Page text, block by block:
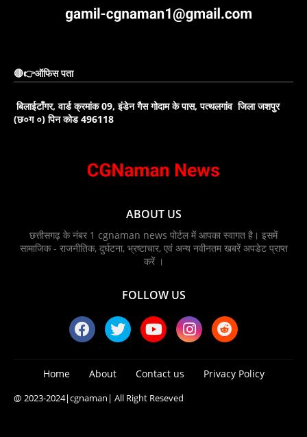
🔴👉ऑफिस पता
बिलाईटाँगर, वार्ड क्रमांक 09, इंडेन गैस गोदाम के पास, पत्थलगांव जिला जशपुर
(छ०ग ०) पिन कोड 496118
ABOUT US
छत्तीसगढ़ के नंबर 1 cgnaman news पोर्टल में आपका स्वागत है। इसमें
सामाजिक - राजनीतिक, दुर्घटना, भ्रष्टाचार, एवं अन्य नवीनतम खबरें अपडेट प्राप्त
करें ।
FOLLOW US
Home About Contact us Privacy Policy
@ 2023-2024|cgnaman| All Right Reseved